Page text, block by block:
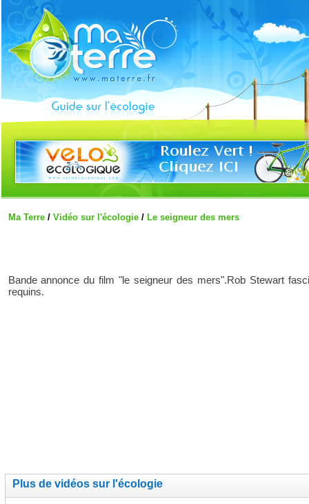
Ma Terre/ Vidéo sur l'écologie/ Le seigneur des mers
Bande annonce du film "le seigneur des mers".Rob Stewart
requins.
Plus de vidéos sur l'écologie